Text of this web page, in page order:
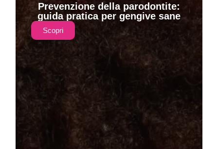
Prevenzione della parodontite:
guida pratica per gengive sane
Scopri